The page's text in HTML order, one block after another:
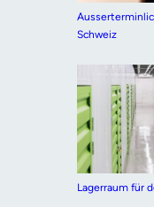
Schweiz
Lagerraum für